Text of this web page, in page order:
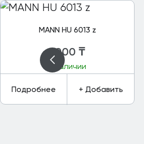
MANN HU 6013 z
4000 ₸
в наличии
Подробнее + Добавить